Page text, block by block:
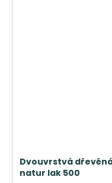
Dvouvrstvá
natur lak 500